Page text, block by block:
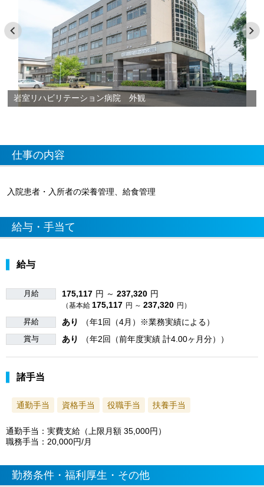
岩室リハビリテーション病院 外観
仕事の内容
入院患者・入所者の栄養管理、給食管理
給与・手当て
給与
月給 175,117 円 ～ 237,320 円
（基本給 175,117 円 ～ 237,320 円）
昇給 あり （年1回（4月）※業務実績による）
賞与 あり （年2回（前年度実績 計4.00ヶ月分））
諸手当
通勤手当 資格手当 役職手当 扶養手当
通勤手当：実費支給（上限月額 35,000円）
職務手当：20,000円/月
勤務条件・福利厚生・その他